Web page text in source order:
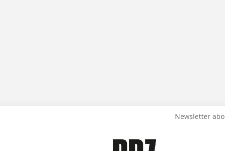
Newsletter